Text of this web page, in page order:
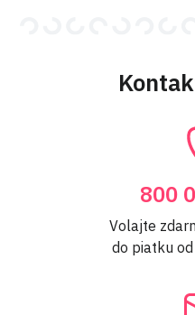
800
Volajte
do piatku